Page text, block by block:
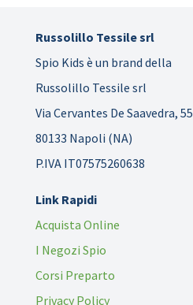
Russolillo Tessile srl
Spio Kids è un brand della
Russolillo Tessile srl
Via Cervantes De Saavedra, 55
80133 Napoli (NA)
P.IVA IT07575260638
Link Rapidi
Acquista Online
I Negozi Spio
Corsi Preparto
Privacy Policy